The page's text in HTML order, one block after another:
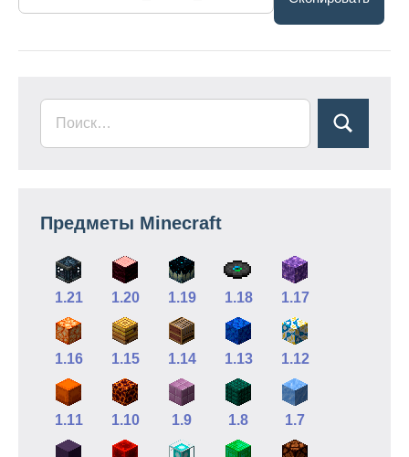
Предметы Minecraft
1.21 1.20 1.19 1.18 1.17
1.16 1.15 1.14 1.13 1.12
1.11 1.10 1.9 1.8 1.7